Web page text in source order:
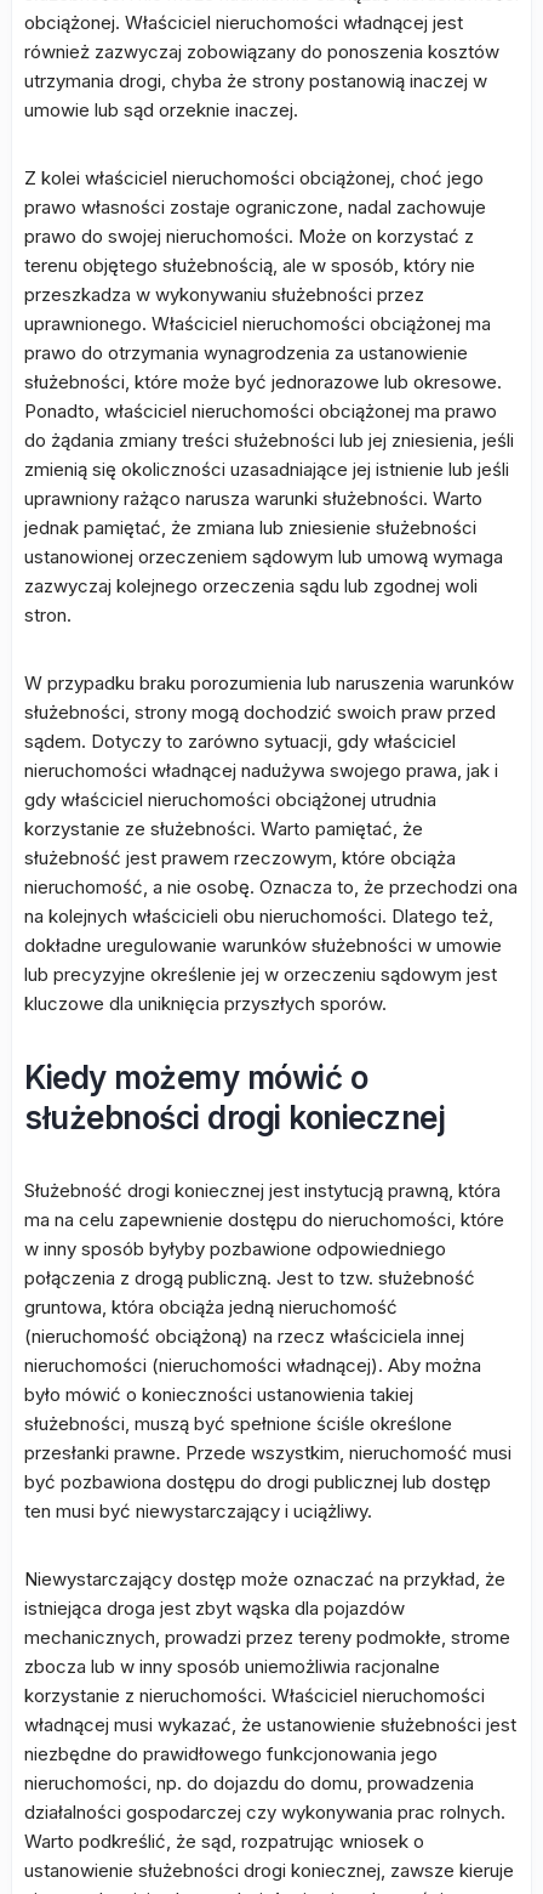
obciążonej. Właściciel nieruchomości władnącej jest
również zazwyczaj zobowiązany do ponoszenia kosztów
utrzymania drogi, chyba że strony postanowią inaczej w
umowie lub sąd orzeknie inaczej.
Z kolei właściciel nieruchomości obciążonej, choć jego
prawo własności zostaje ograniczone, nadal zachowuje
prawo do swojej nieruchomości. Może on korzystać z
terenu objętego służebnością, ale w sposób, który nie
przeszkadza w wykonywaniu służebności przez
uprawnionego. Właściciel nieruchomości obciążonej ma
prawo do otrzymania wynagrodzenia za ustanowienie
służebności, które może być jednorazowe lub okresowe.
Ponadto, właściciel nieruchomości obciążonej ma prawo
do żądania zmiany treści służebności lub jej zniesienia, jeśli
zmienią się okoliczności uzasadniające jej istnienie lub jeśli
uprawniony rażąco narusza warunki służebności. Warto
jednak pamiętać, że zmiana lub zniesienie służebności
ustanowionej orzeczeniem sądowym lub umową wymaga
zazwyczaj kolejnego orzeczenia sądu lub zgodnej woli
stron.
W przypadku braku porozumienia lub naruszenia warunków
służebności, strony mogą dochodzić swoich praw przed
sądem. Dotyczy to zarówno sytuacji, gdy właściciel
nieruchomości władnącej nadużywa swojego prawa, jak i
gdy właściciel nieruchomości obciążonej utrudnia
korzystanie ze służebności. Warto pamiętać, że
służebność jest prawem rzeczowym, które obciąża
nieruchomość, a nie osobę. Oznacza to, że przechodzi ona
na kolejnych właścicieli obu nieruchomości. Dlatego też,
dokładne uregulowanie warunków służebności w umowie
lub precyzyjne określenie jej w orzeczeniu sądowym jest
kluczowe dla uniknięcia przyszłych sporów.
Kiedy możemy mówić o
służebności drogi koniecznej
Służebność drogi koniecznej jest instytucją prawną, która
ma na celu zapewnienie dostępu do nieruchomości, które
w inny sposób byłyby pozbawione odpowiedniego
połączenia z drogą publiczną. Jest to tzw. służebność
gruntowa, która obciąża jedną nieruchomość
(nieruchomość obciążoną) na rzecz właściciela innej
nieruchomości (nieruchomości władnącej). Aby można
było mówić o konieczności ustanowienia takiej
służebności, muszą być spełnione ściśle określone
przesłanki prawne. Przede wszystkim, nieruchomość musi
być pozbawiona dostępu do drogi publicznej lub dostęp
ten musi być niewystarczający i uciążliwy.
Niewystarczający dostęp może oznaczać na przykład, że
istniejąca droga jest zbyt wąska dla pojazdów
mechanicznych, prowadzi przez tereny podmokłe, strome
zbocza lub w inny sposób uniemożliwia racjonalne
korzystanie z nieruchomości. Właściciel nieruchomości
władnącej musi wykazać, że ustanowienie służebności jest
niezbędne do prawidłowego funkcjonowania jego
nieruchomości, np. do dojazdu do domu, prowadzenia
działalności gospodarczej czy wykonywania prac rolnych.
Warto podkreślić, że sąd, rozpatrując wniosek o
ustanowienie służebności drogi koniecznej, zawsze kieruje